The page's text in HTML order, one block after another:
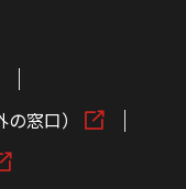
窓口）